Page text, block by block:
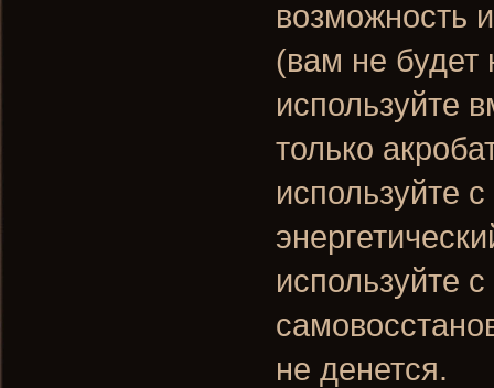
возможность
(вам не будет
используйте
только
используйте с
используйте с
не денется.